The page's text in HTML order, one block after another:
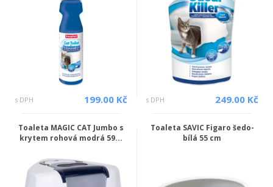
s DPH 199.00 Kč s DPH 249.00 Kč
Toaleta MAGIC CAT Jumbo s
krytem rohová modrá 59...
Toaleta SAVIC Figaro šedo-
bílá 55 cm